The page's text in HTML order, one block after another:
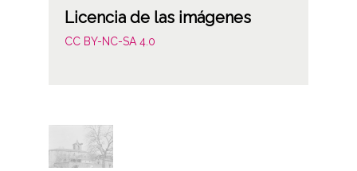
Licencia de las imágenes
CC BY-NC-SA 4.0